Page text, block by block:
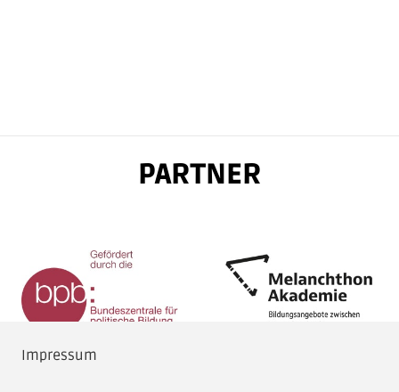
PARTNER
Impressum